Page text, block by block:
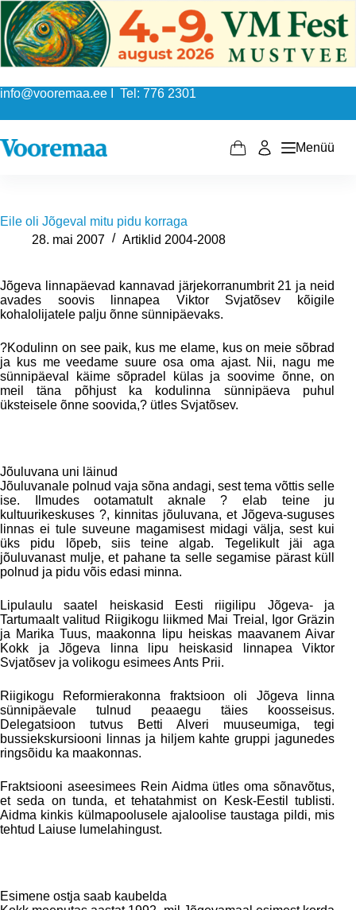
Skip
to
content
info@vooremaa.ee I Tel: 776 2301
Shopping
Menüü
Eile oli Jõgeval mitu pidu korraga
28. mai 2007
Artiklid 2004-2008
Jõgeva linnapäevad kannavad järjekorranumbrit 21 ja neid
avades soovis linnapea Viktor Svjatõsev kõigile
kohalolijatele palju õnne sünnipäevaks.
?Kodulinn on see paik, kus me elame, kus on meie sõbrad
ja kus me veedame suure osa oma ajast. Nii, nagu me
sünnipäeval käime sõpradel külas ja soovime õnne, on
meil täna põhjust ka kodulinna sünnipäeva puhul
üksteisele õnne soovida,? ütles Svjatõsev.
Jõuluvana uni läinud
Jõuluvanale polnud vaja sõna andagi, sest tema võttis selle
ise. Ilmudes ootamatult aknale ? elab teine ju
kultuurikeskuses ?, kinnitas jõuluvana, et Jõgeva-suguses
linnas ei tule suveune magamisest midagi välja, sest kui
üks pidu lõpeb, siis teine algab. Tegelikult jäi aga
jõuluvanast mulje, et pahane ta selle segamise pärast küll
polnud ja pidu võis edasi minna.
Lipulaulu saatel heiskasid Eesti riigilipu Jõgeva- ja
Tartumaalt valitud Riigikogu liikmed Mai Treial, Igor Gräzin
ja Marika Tuus, maakonna lipu heiskas maavanem Aivar
Kokk ja Jõgeva linna lipu heiskasid linnapea Viktor
Svjatõsev ja volikogu esimees Ants Prii.
Riigikogu Reformierakonna fraktsioon oli Jõgeva linna
sünnipäevale tulnud peaaegu täies koosseisus.
Delegatsioon tutvus Betti Alveri muuseumiga, tegi
bussiekskursiooni linnas ja hiljem kahte gruppi jagunedes
ringsõidu ka maakonnas.
Fraktsiooni aseesimees Rein Aidma ütles oma sõnavõtus,
et seda on tunda, et tehatahmist on Kesk-Eestil tublisti.
Aidma kinkis külmapoolusele ajaloolise taustaga pildi, mis
tehtud Laiuse lumelahingust.
Esimene ostja saab kaubelda